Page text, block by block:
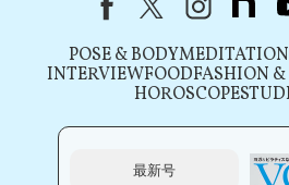
POSE & BODY
INTERVIEWFOODFASHION
HOROSCOPE
最新号